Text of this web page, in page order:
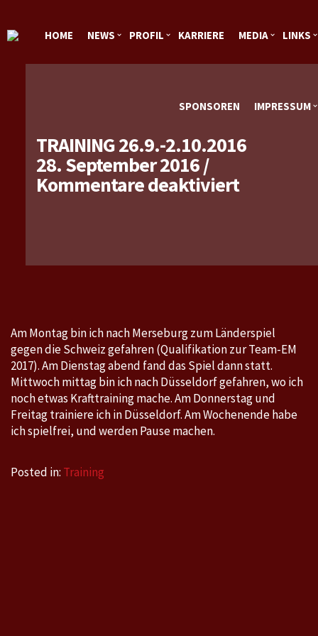
HOME NEWS PROFIL KARRIERE MEDIA LINKS
SPONSOREN IMPRESSUM
TRAINING 26.9.-2.10.2016
28. September 2016/
Kommentare deaktiviertfür
Am Montag bin ich nach Merseburg zum Länderspiel
gegen die Schweiz gefahren (Qualifikation zur Team-EM
2017). Am Dienstag abend fand das Spiel dann statt.
Mittwoch mittag bin ich nach Düsseldorf gefahren, wo ich
noch etwas Krafttraining mache. Am Donnerstag und
Freitag trainiere ich in Düsseldorf. Am Wochenende habe
ich spielfrei, und werden Pause machen.
Posted in: Training